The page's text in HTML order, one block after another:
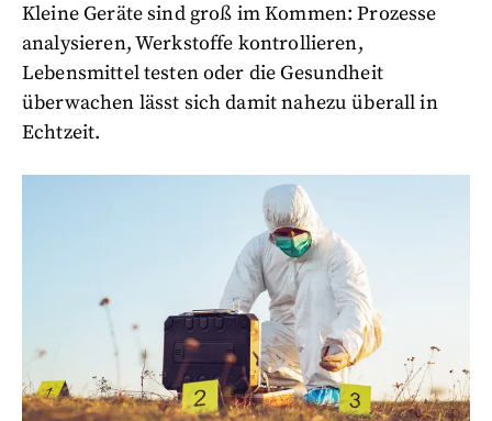
Kleine Geräte sind groß im Kommen: Prozesse
analysieren, Werkstoffe kontrollieren,
Lebensmittel testen oder die Gesundheit
überwachen lässt sich damit nahezu überall in
Echtzeit.